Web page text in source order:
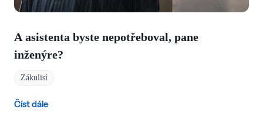
A asistenta byste nepotřeboval, pane
inženýre?
Zákulisí
Číst dále